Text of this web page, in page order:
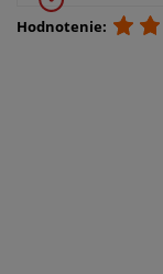
Hodnotenie: